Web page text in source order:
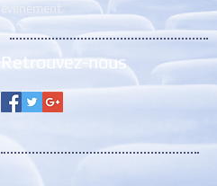
évènement
Retrouvez-nous